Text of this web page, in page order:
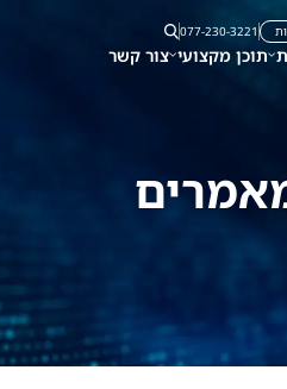
077-230-3221
תוכן מקצועי צור קשר